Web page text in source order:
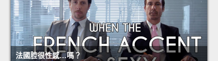
法國腔很性感…嗎？